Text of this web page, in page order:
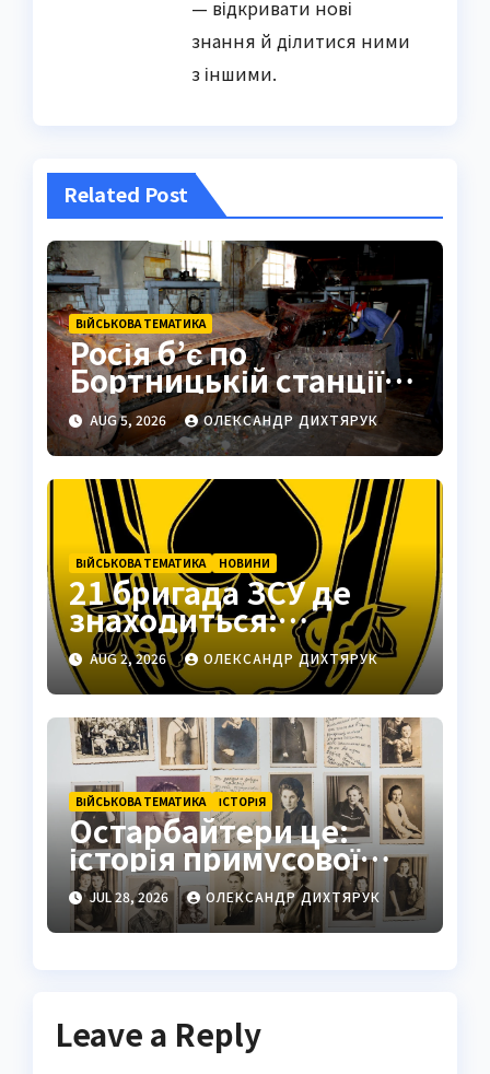
— відкривати нові
знання й ділитися ними
з іншими.
Related Post
ВІЙСЬКОВА ТЕМАТИКА
Росія б’є по
Бортницькій станції:
експерт попередив
про катастрофу
AUG 5, 2026 ОЛЕКСАНДР ДИХТЯРУК
ВІЙСЬКОВА ТЕМАТИКА НОВИНИ
21 бригада ЗСУ де
знаходиться:
Подільськ як
стратегічний центр
AUG 2, 2026 ОЛЕКСАНДР ДИХТЯРУК
ВІЙСЬКОВА ТЕМАТИКА ІСТОРІЯ
Остарбайтери це:
історія примусової
праці українців
JUL 28, 2026 ОЛЕКСАНДР ДИХТЯРУК
Leave a Reply